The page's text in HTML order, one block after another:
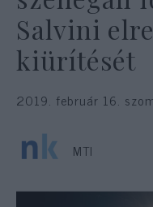
Salvini
kiürítését
2019. február 16.
MTI